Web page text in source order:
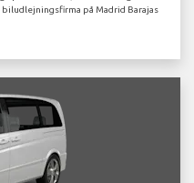
på Madrid Barajas